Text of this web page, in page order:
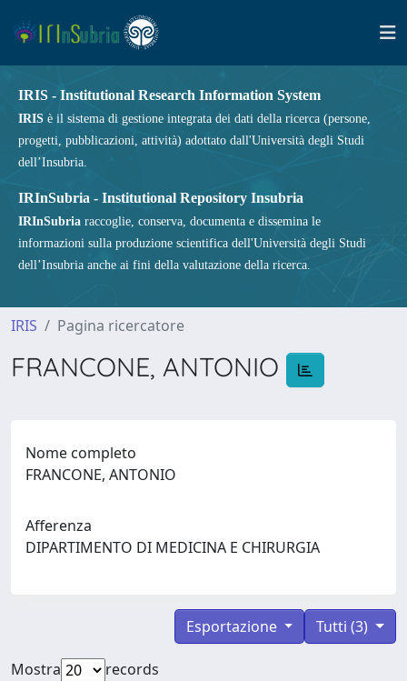
IRIS - Institutional Research Information System
IRIS è il sistema di gestione integrata dei dati della ricerca (persone,
progetti, pubblicazioni, attività) adottato dall'Università degli Studi
dell’Insubria.
IRInSubria - Institutional Repository Insubria
IRInSubria raccoglie, conserva, documenta e dissemina le
informazioni sulla produzione scientifica dell'Università degli Studi
dell’Insubria anche ai fini della valutazione della ricerca.
IRIS Pagina ricercatore
FRANCONE, ANTONIO
Nome completo
FRANCONE, ANTONIO
Afferenza
DIPARTIMENTO DI MEDICINA E CHIRURGIA
Tutti (3)
Esportazione
Mostra
records